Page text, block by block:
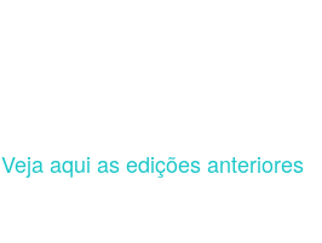
Veja aqui as edições anteriores